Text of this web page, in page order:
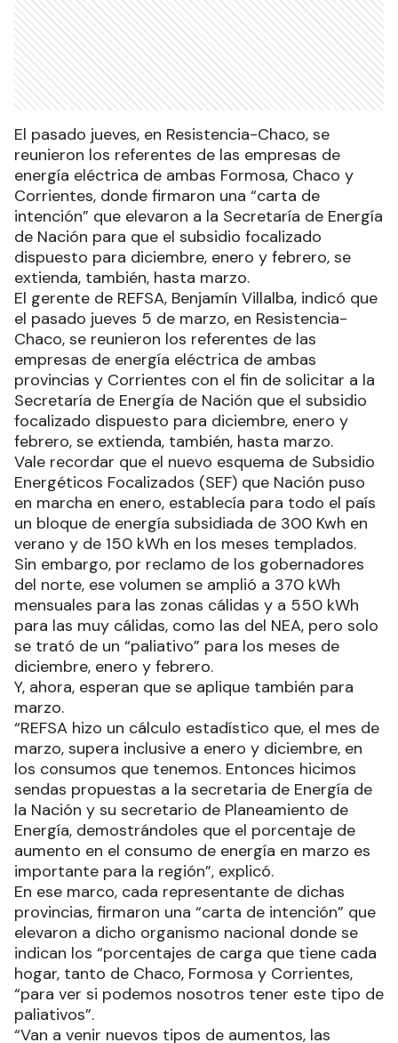
El pasado jueves, en Resistencia-Chaco, se
reunieron los referentes de las empresas de
energía eléctrica de ambas Formosa, Chaco y
Corrientes, donde firmaron una “carta de
intención” que elevaron a la Secretaría de Energía
de Nación para que el subsidio focalizado
dispuesto para diciembre, enero y febrero, se
extienda, también, hasta marzo.
El gerente de REFSA, Benjamín Villalba, indicó que
el pasado jueves 5 de marzo, en Resistencia-
Chaco, se reunieron los referentes de las
empresas de energía eléctrica de ambas
provincias y Corrientes con el fin de solicitar a la
Secretaría de Energía de Nación que el subsidio
focalizado dispuesto para diciembre, enero y
febrero, se extienda, también, hasta marzo.
Vale recordar que el nuevo esquema de Subsidio
Energéticos Focalizados (SEF) que Nación puso
en marcha en enero, establecía para todo el país
un bloque de energía subsidiada de 300 Kwh en
verano y de 150 kWh en los meses templados.
Sin embargo, por reclamo de los gobernadores
del norte, ese volumen se amplió a 370 kWh
mensuales para las zonas cálidas y a 550 kWh
para las muy cálidas, como las del NEA, pero solo
se trató de un “paliativo” para los meses de
diciembre, enero y febrero.
Y, ahora, esperan que se aplique también para
marzo.
“REFSA hizo un cálculo estadístico que, el mes de
marzo, supera inclusive a enero y diciembre, en
los consumos que tenemos. Entonces hicimos
sendas propuestas a la secretaria de Energía de
la Nación y su secretario de Planeamiento de
Energía, demostrándoles que el porcentaje de
aumento en el consumo de energía en marzo es
importante para la región”, explicó.
En ese marco, cada representante de dichas
provincias, firmaron una “carta de intención” que
elevaron a dicho organismo nacional donde se
indican los “porcentajes de carga que tiene cada
hogar, tanto de Chaco, Formosa y Corrientes,
“para ver si podemos nosotros tener este tipo de
paliativos”.
“Van a venir nuevos tipos de aumentos, las